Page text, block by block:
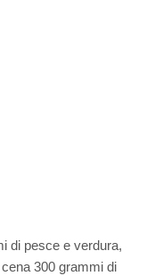
di pesce e verdura,
300 grammi di